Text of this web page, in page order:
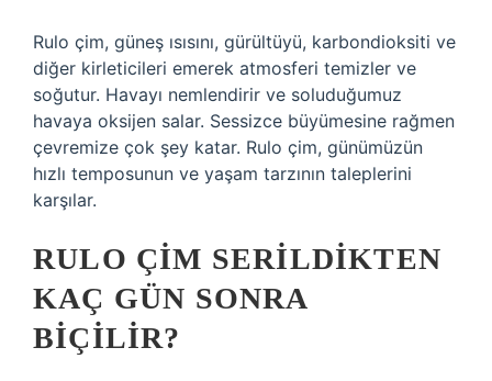
Rulo çim, güneş ısısını, gürültüyü, karbondioksiti ve
diğer kirleticileri emerek atmosferi temizler ve
soğutur. Havayı nemlendirir ve soluduğumuz
havaya oksijen salar. Sessizce büyümesine rağmen
çevremize çok şey katar. Rulo çim, günümüzün
hızlı temposunun ve yaşam tarzının taleplerini
karşılar.
RULO ÇIM SERILDIKTEN
KAÇ GÜN SONRA
BIÇILIR?